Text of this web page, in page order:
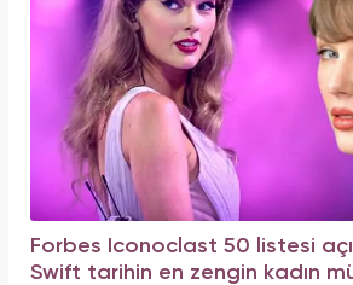
Forbes Iconoclast 50 listesi
Swift tarihin en zengin kadın